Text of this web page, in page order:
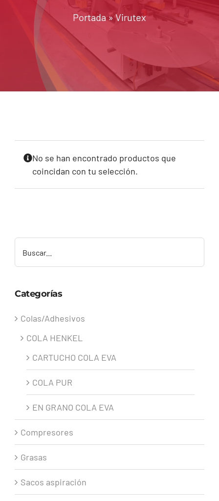
Contacto
Portada»Virutex
No se han encontrado productos que
coincidan con tu selección.
Categorías
Colas/Adhesivos
COLA HENKEL
CARTUCHO COLA EVA
COLA PUR
EN GRANO COLA EVA
Compresores
Grasas
Sacos aspiración